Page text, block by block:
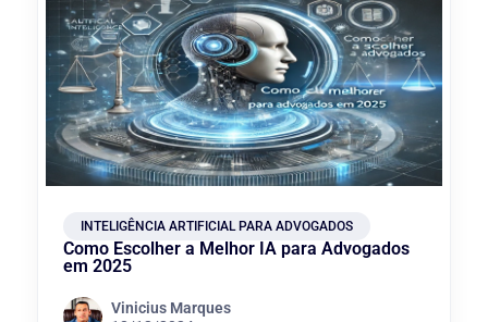
INTELIGÊNCIA ARTIFICIAL PARA ADVOGADOS
Como Escolher a Melhor IA para Advogados
em 2025
Vinicius Marques